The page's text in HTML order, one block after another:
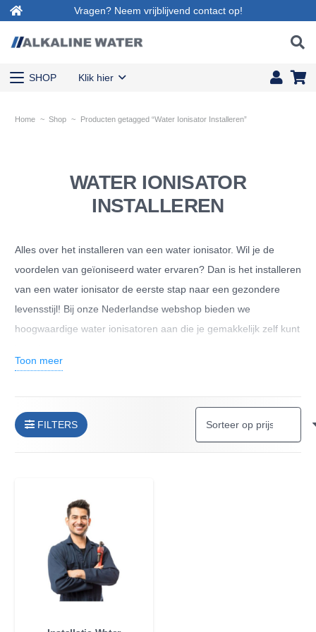
Vragen? Neem vrijblijvend contact op!
SHOP Klik hier
Home ~ Shop ~ Producten getagged “Water Ionisator Installeren”
WATER IONISATOR
INSTALLEREN
Alles over het installeren van een water ionisator. Wil je de
voordelen van geïoniseerd water ervaren? Dan is het installeren
van een water ionisator de eerste stap naar een gezondere
levensstijl! Bij onze Nederlandse webshop bieden we
hoogwaardige water ionisatoren aan die je gemakkelijk zelf kunt
Een water ionisator verandert de pH-waarde van water,
waardoor het alkalischer wordt en vol zit met antioxidanten. Dit
geïoniseerd water je hydratatie bevorderen en vermoeidheid
verminderen.
Hoe installeer je een water ionisator?
Het installatieproces van een water ionisator is eenvoudig en
Toon meer
FILTERS